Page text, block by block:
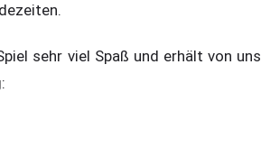
sehr viel Spaß und erhält von uns